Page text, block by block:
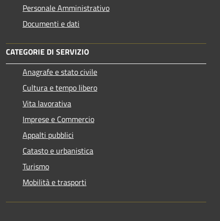
Personale Amministrativo
Documenti e dati
CATEGORIE DI SERVIZIO
Anagrafe e stato civile
Cultura e tempo libero
Vita lavorativa
Imprese e Commercio
Appalti pubblici
Catasto e urbanistica
Turismo
Mobilità e trasporti